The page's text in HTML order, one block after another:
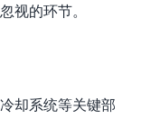
视的环节。
却系统等关键部